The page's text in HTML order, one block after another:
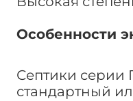
Особенности
Септики серии
стандартный